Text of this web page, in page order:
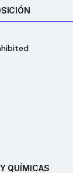
QUÍMICAS